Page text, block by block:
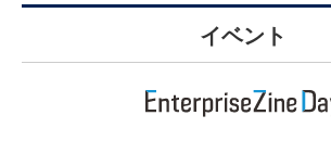
イベント